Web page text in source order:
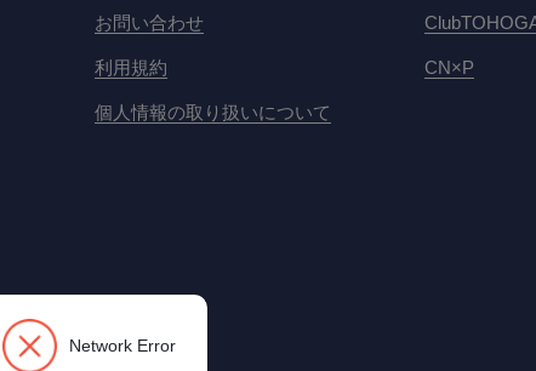
お問い合わせ
利用規約
個人情報の取り扱いについて
CN×P
Network Error